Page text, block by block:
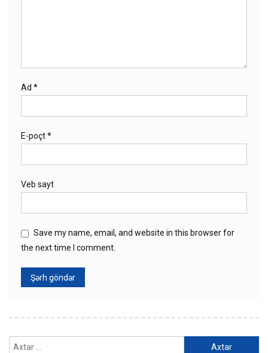
Ad *
E-poçt*
Veb sayt
Save my name, email, and website in this browser for
the next time I comment.